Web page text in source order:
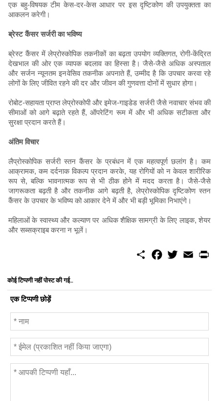
एक बहु-विषयक टीम केस-दर-केस आधार पर इस दृष्टिकोण की उपयुक्तता का
आकलन करेगी।
ब्रेस्ट कैंसर सर्जरी का भविष्य
ब्रेस्ट कैंसर में लेप्रोस्कोपिक तकनीकों का बढ़ता उपयोग व्यक्तिगत, रोगी-केंद्रित
देखभाल की ओर एक व्यापक बदलाव का हिस्सा है। जैसे-जैसे अधिक अस्पताल
और सर्जन न्यूनतम इनवेसिव तकनीक अपनाते हैं, उम्मीद है कि उपचार करवा रहे
लोगों के लिए जीवित रहने की दर और जीवन की गुणवत्ता दोनों में सुधार होगा।
रोबोट-सहायता प्राप्त लेप्रोस्कोपी और इमेज-गाइडेड सर्जरी जैसे नवाचार संभव की
सीमाओं को आगे बढ़ाते रहते हैं, ऑपरेटिंग रूम में और भी अधिक सटीकता और
सुरक्षा प्रदान करते हैं।
अंतिम विचार
लैप्रोस्कोपिक सर्जरी स्तन कैंसर के प्रबंधन में एक महत्वपूर्ण छलांग है। कम
आक्रामक, कम दर्दनाक विकल्प प्रदान करके, यह रोगियों को न केवल शारीरिक
रूप से, बल्कि भावनात्मक रूप से भी ठीक होने में मदद करता है। जैसे-जैसे
जागरूकता बढ़ती है और तकनीक आगे बढ़ती है, लेप्रोस्कोपिक दृष्टिकोण स्तन
कैंसर के उपचार के भविष्य को आकार देने में और भी बड़ी भूमिका निभाएंगे।
महिलाओं के स्वास्थ्य और कल्याण पर अधिक शैक्षिक सामग्री के लिए लाइक, शेयर
और सब्सक्राइब करना न भूलें।
S
o
w
e
m
कोई टिप्पणी नहीं पोस्ट की गई...
एक टिप्पणी छोड़ें